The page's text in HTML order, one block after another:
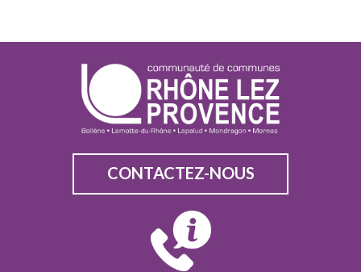
CONTACTEZ-NOUS